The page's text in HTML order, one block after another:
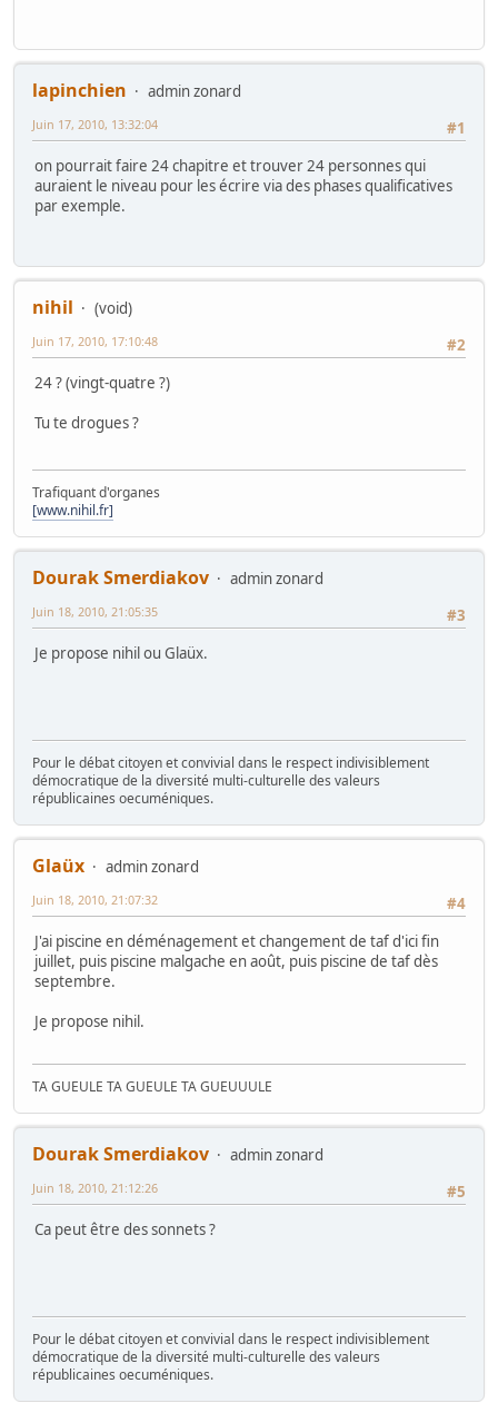
lapinchien
admin zonard
#1
Juin 17, 2010, 13:32:04
on pourrait faire 24 chapitre et trouver 24 personnes qui
auraient le niveau pour les écrire via des phases qualificatives
par exemple.
nihil
(void)
#2
Juin 17, 2010, 17:10:48
24 ? (vingt-quatre ?)
Tu te drogues ?
Trafiquant d'organes
[www.nihil.fr]
Dourak Smerdiakov
admin zonard
#3
Juin 18, 2010, 21:05:35
Je propose nihil ou Glaüx.
Pour le débat citoyen et convivial dans le respect indivisiblement
démocratique de la diversité multi-culturelle des valeurs
républicaines oecuméniques.
Glaüx
admin zonard
#4
Juin 18, 2010, 21:07:32
J'ai piscine en déménagement et changement de taf d'ici fin
juillet, puis piscine malgache en août, puis piscine de taf dès
septembre.
Je propose nihil.
TA GUEULE TA GUEULE TA GUEUUULE
Dourak Smerdiakov
admin zonard
#5
Juin 18, 2010, 21:12:26
Ca peut être des sonnets ?
Pour le débat citoyen et convivial dans le respect indivisiblement
démocratique de la diversité multi-culturelle des valeurs
républicaines oecuméniques.